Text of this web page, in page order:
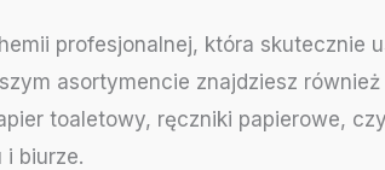
profesjonalnej, która skutecznie
asortymencie znajdziesz
toaletowy, ręczniki papierowe,
i biurze.